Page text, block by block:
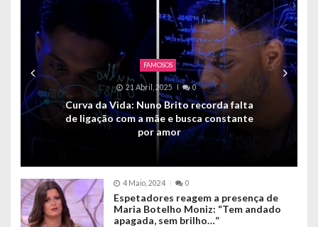
FAMOSOS
21 Abril, 2025 0
Curva da Vida: Nuno Brito recorda falta
de ligação com a mãe e busca constante
por amor
4 Maio, 2024 0
Espetadores reagem a presença de
Maria Botelho Moniz: “Tem andado
apagada, sem brilho…”